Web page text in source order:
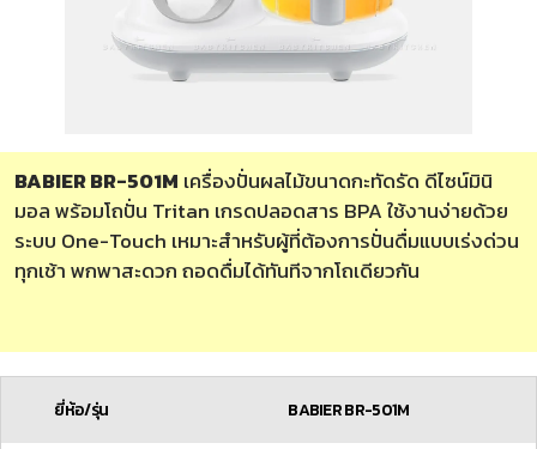
BABIER BR-501M เครื่องปั่นผลไม้ขนาดกะทัดรัด ดีไซน์มินิ
มอล พร้อมโถปั่น Tritan เกรดปลอดสาร BPA ใช้งานง่ายด้วย
ระบบ One-Touch เหมาะสำหรับผู้ที่ต้องการปั่นดื่มแบบเร่งด่วน
ทุกเช้า พกพาสะดวก ถอดดื่มได้ทันทีจากโถเดียวกัน
ยี่ห้อ/รุ่น BABIER BR-501M